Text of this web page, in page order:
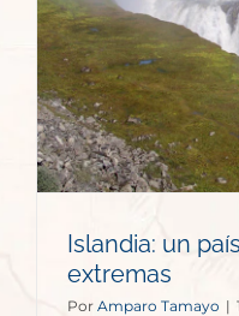
Islandia: un
extremas
Por Amparo Tamayo |